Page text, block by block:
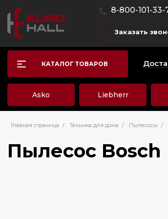
8-800-101-33-
Заказать
КАТАЛОГ ТОВАРОВ
Asko Liebherr
Главная страница / Техника для дома / Пылесосы /
Пылесос Bosch